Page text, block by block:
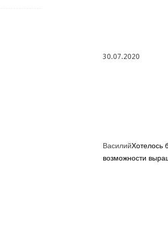
30.07.2020
ВасилийХотелось
возможности